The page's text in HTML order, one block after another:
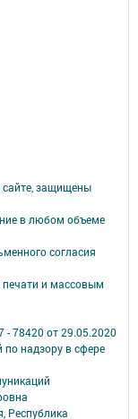
защищены
в любом объеме
согласия
печати и массовым
78420 от 29.05.2020
надзору в сфере
Республика